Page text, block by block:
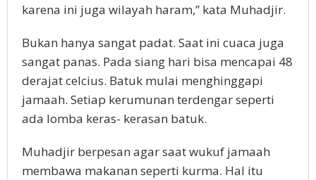
karena ini juga wilayah haram,” kata Muhadjir.
Bukan hanya sangat padat. Saat ini cuaca juga
sangat panas. Pada siang hari bisa mencapai 48
derajat celcius. Batuk mulai menghinggapi
jamaah. Setiap kerumunan terdengar seperti
ada lomba keras- kerasan batuk.
Muhadjir berpesan agar saat wukuf jamaah
membawa makanan seperti kurma. Hal itu